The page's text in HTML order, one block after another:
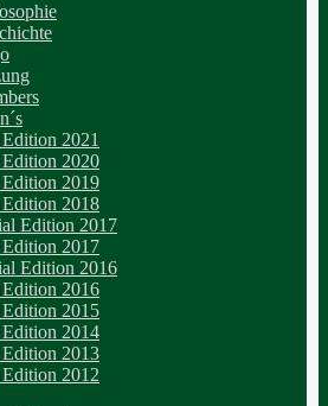
2021
2020
2019
2018
Edition 2017
2017
Edition 2016
2016
2015
2014
2013
2012